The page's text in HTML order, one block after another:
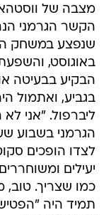
מצבה של
הקשר הגרמני
שנפצע במשחק
באוגוסט,
ליברפול. "אני
הגרמני בשבוע
לצדו הופכים
יעילים
כמו שצריך. טוב,
תמיד היה